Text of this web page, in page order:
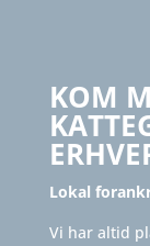
KOM
Lokal
Vi har altid